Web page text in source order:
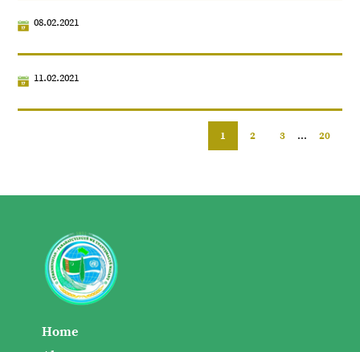
08.02.2021
11.02.2021
1 2 3 ... 20
Home